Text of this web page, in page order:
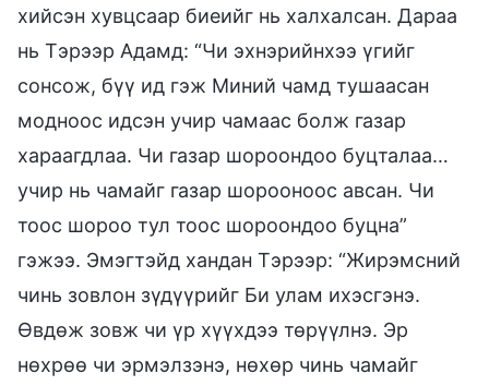
хийсэн хувцсаар биеийг нь халхалсан. Дараа
нь Тэрээр Адамд: “Чи эхнэрийнхээ үгийг
сонсож, бүү ид гэж Миний чамд тушаасан
модноос идсэн учир чамаас болж газар
хараагдлаа. Чи газар шороондоо буцталаа…
учир нь чамайг газар шорооноос авсан. Чи
тоос шороо тул тоос шороондоо буцна”
гэжээ. Эмэгтэйд хандан Тэрээр: “Жирэмсний
чинь зовлон зүдүүрийг Би улам ихэсгэнэ.
Өвдөж зовж чи үр хүүхдээ төрүүлнэ. Эр
нөхрөө чи эрмэлзэнэ, нөхөр чинь чамайг